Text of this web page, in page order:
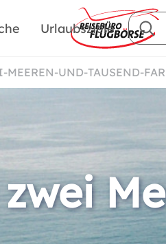
Urlaubsziele
UND-TAUSEND-